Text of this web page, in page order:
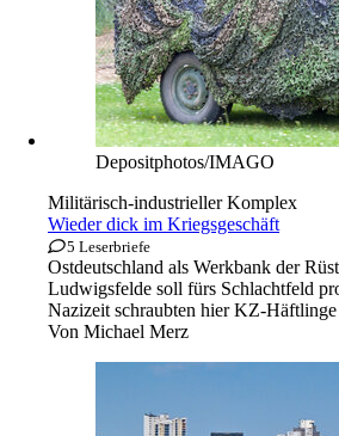
Depositphotos/IMAGO
Militärisch-industrieller Komplex
Wieder dick im Kriegsgeschäft
5 Leserbriefe
Ostdeutschland als Werkbank der
Ludwigsfelde soll fürs Schlachtfeld
Nazizeit schraubten hier KZ-
Von Michael Merz